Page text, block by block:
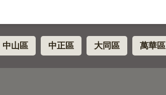
中山區 中正區 大同區 萬華區